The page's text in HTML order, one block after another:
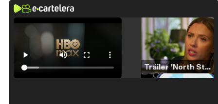
Tráiler 'North Star' (2023)